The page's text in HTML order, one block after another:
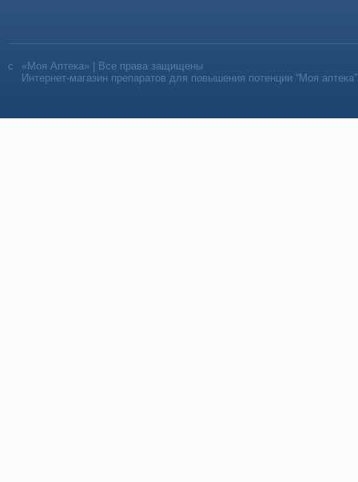
«Моя Аптека» | Все права защищены
Интернет-магазин препаратов для повышения потенции “Моя